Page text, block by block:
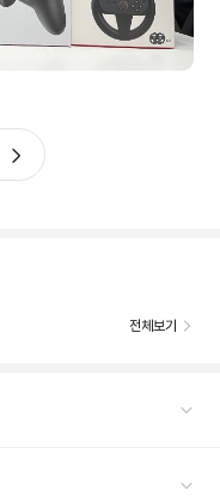
전체보기